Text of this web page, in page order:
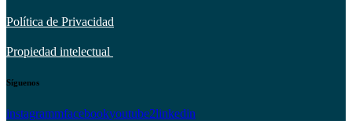
Política de Privacidad
Propiedad intelectual
Síguenos
instagrammfacebookyoutube2linkedin